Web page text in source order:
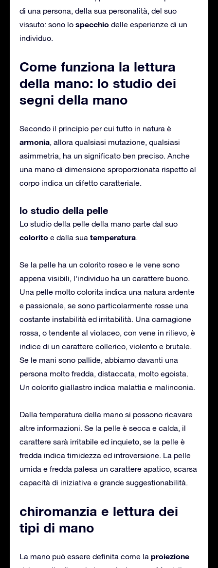
di una persona, della sua personalità, del suo
vissuto: sono lo specchio delle esperienze di un
individuo.
Come funziona la lettura
della mano: lo studio dei
segni della mano
Secondo il principio per cui tutto in natura è
armonia, allora qualsiasi mutazione, qualsiasi
asimmetria, ha un significato ben preciso. Anche
una mano di dimensione sproporzionata rispetto al
corpo indica un difetto caratteriale.
lo studio della pelle
Lo studio della pelle della mano parte dal suo
colorito e dalla sua temperatura.
Se la pelle ha un colorito roseo e le vene sono
appena visibili, l’individuo ha un carattere buono.
Una pelle molto colorita indica una natura ardente
e passionale, se sono particolarmente rosse una
costante instabilità ed irritabilità. Una carnagione
rossa, o tendente al violaceo, con vene in rilievo, è
indice di un carattere collerico, violento e brutale.
Se le mani sono pallide, abbiamo davanti una
persona molto fredda, distaccata, molto egoista.
Un colorito giallastro indica malattia e malinconia.
Dalla temperatura della mano si possono ricavare
altre informazioni. Se la pelle è secca e calda, il
carattere sarà irritabile ed inquieto, se la pelle è
fredda indica timidezza ed introversione. La pelle
umida e fredda palesa un carattere apatico, scarsa
capacità di iniziativa e grande suggestionabilità.
chiromanzia e lettura dei
tipi di mano
La mano può essere definita come la proiezione